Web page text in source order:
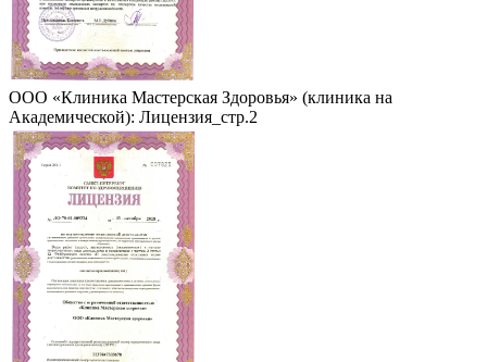
ООО «Клиника Мастерская Здоровья» (клиника на
Академической): Лицензия_стр.2